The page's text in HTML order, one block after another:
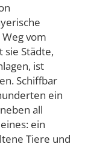
vom
Städte,
ist
Schiffbar
ein
all
ein
Tiere und